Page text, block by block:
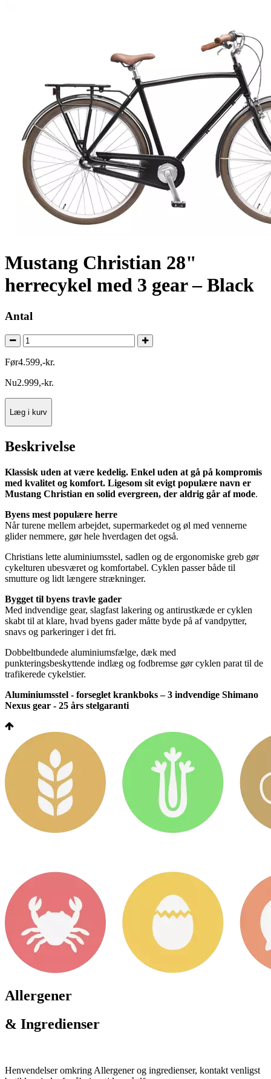
Mustang Christian 28"
herrecykel med 3 gear – Black
Antal
Før4.599,-kr.
Nu2.999,-kr.
Læg i kurv
Beskrivelse
Klassisk uden at være kedelig. Enkel uden at gå på kompromis
med kvalitet og komfort. Ligesom sit evigt populære navn er
Mustang Christian en solid evergreen, der aldrig går af mode.
Byens mest populære herre
Når turene mellem arbejdet, supermarkedet og øl med vennerne
glider nemmere, gør hele hverdagen det også.
Christians lette aluminiumsstel, sadlen og de ergonomiske greb gør
cykelturen ubesværet og komfortabel. Cyklen passer både til
smutture og lidt længere strækninger.
Bygget til byens travle gader
Med indvendige gear, slagfast lakering og antirustkæde er cyklen
skabt til at klare, hvad byens gader måtte byde på af vandpytter,
snavs og parkeringer i det fri.
Dobbeltbundede aluminiumsfælge, dæk med
punkteringsbeskyttende indlæg og fodbremse gør cyklen parat til de
trafikerede cykelstier.
Aluminiumsstel - forseglet krankboks – 3 indvendige Shimano
Nexus gear - 25 års stelgaranti
Allergener
& Ingredienser
Henvendelser omkring Allergener og ingredienser, kontakt venligst